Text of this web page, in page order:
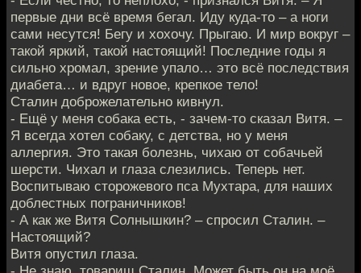
первые дни всё время бегал. Иду куда-то – а ноги
сами несутся! Бегу и хохочу. Прыгаю. И мир вокруг –
такой яркий, такой настоящий! Последние годы я
сильно хромал, зрение упало… это всё последствия
диабета… и вдруг новое, крепкое тело!
Сталин доброжелательно кивнул.
- Ещё у меня собака есть, - зачем-то сказал Витя. –
Я всегда хотел собаку, с детства, но у меня
аллергия. Это такая болезнь, чихаю от собачьей
шерсти. Чихал и глаза слезились. Теперь нет.
Воспитываю сторожевого пса Мухтара, для наших
доблестных пограничников!
- А как же Витя Солнышкин? – спросил Сталин. –
Настоящий?
Витя опустил глаза.